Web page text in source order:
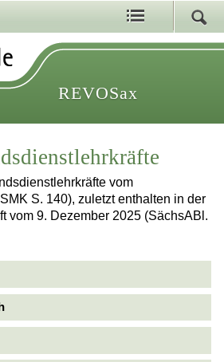
REVOSax
vom
S. 140), zuletzt enthalten in der
vom 9. Dezember 2025 (SächsABl.